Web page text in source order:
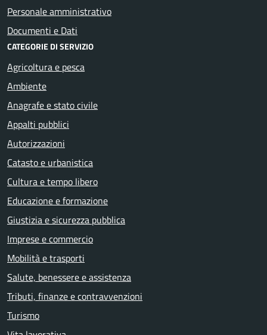
Personale amministrativo
Documenti e Dati
CATEGORIE DI SERVIZIO
Agricoltura e pesca
Ambiente
Anagrafe e stato civile
Appalti pubblici
Autorizzazioni
Catasto e urbanistica
Cultura e tempo libero
Educazione e formazione
Giustizia e sicurezza pubblica
Imprese e commercio
Mobilità e trasporti
Salute, benessere e assistenza
Tributi, finanze e contravvenzioni
Turismo